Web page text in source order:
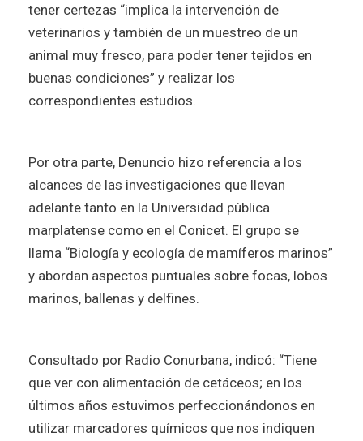
tener certezas “implica la intervención de
veterinarios y también de un muestreo de un
animal muy fresco, para poder tener tejidos en
buenas condiciones” y realizar los
correspondientes estudios.
Por otra parte, Denuncio hizo referencia a los
alcances de las investigaciones que llevan
adelante tanto en la Universidad pública
marplatense como en el Conicet. El grupo se
llama “Biología y ecología de mamíferos marinos”
y abordan aspectos puntuales sobre focas, lobos
marinos, ballenas y delfines.
Consultado por Radio Conurbana, indicó: “Tiene
que ver con alimentación de cetáceos; en los
últimos años estuvimos perfeccionándonos en
utilizar marcadores químicos que nos indiquen